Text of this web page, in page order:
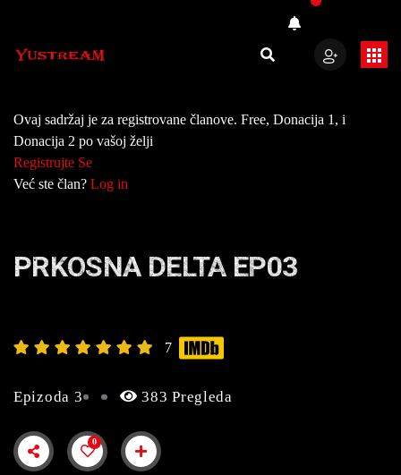
Ovaj sadržaj je za registrovane članove. Free, Donacija 1, i
Donacija 2 po vašoj želji
Registrujte Se
Već ste član? Log in
PRKOSNA DELTA EP03
7
Epizoda 3 383 Pregleda
0